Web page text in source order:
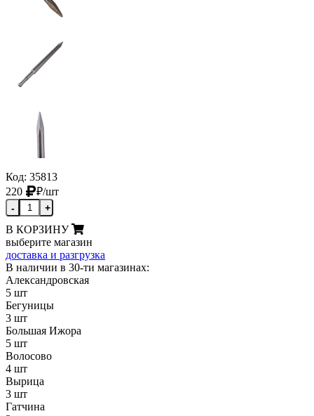
Код: 35813
220
₽/шт
- +
В КОРЗИНУ
выберите магазин
доставка и разгрузка
В наличии в 30-ти магазинах:
Александровская
5 шт
Бегуницы
3 шт
Большая Ижора
5 шт
Волосово
4 шт
Вырица
3 шт
Гатчина